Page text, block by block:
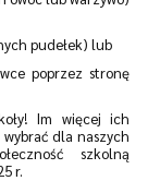
pudełek) lub
poprzez stronę
Im więcej ich
dla naszych
szkolną
r.